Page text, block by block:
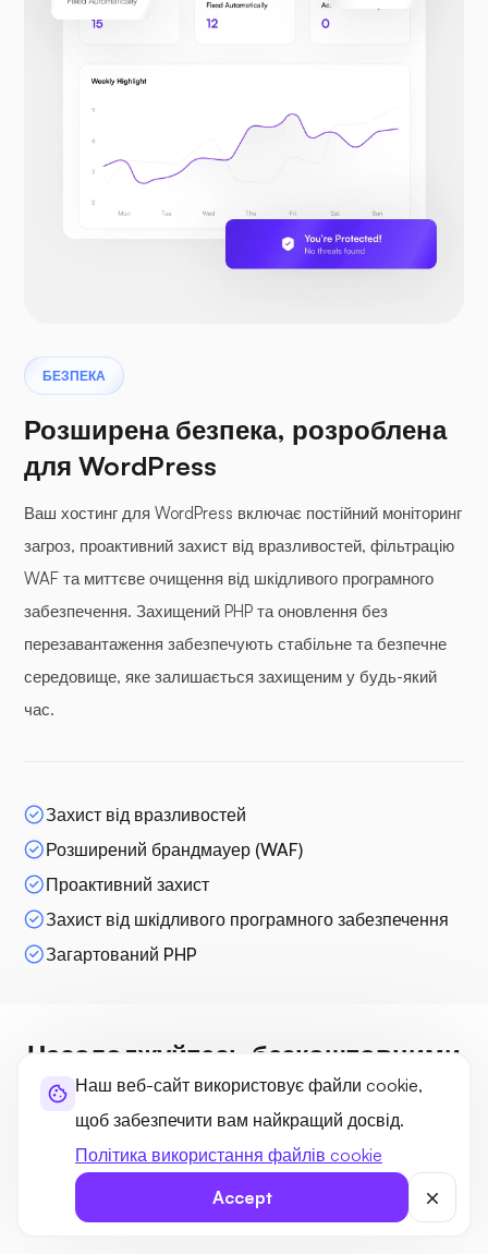
Наш веб-сайт використовує файли cookie,
щоб забезпечити вам найкращий досвід.
Політика використання файлів cookie
Accept
БЕЗПЕКА
Розширена безпека, розроблена
для WordPress
Ваш хостинг для WordPress включає постійний моніторинг
загроз, проактивний захист від вразливостей, фільтрацію
WAF та миттєве очищення від шкідливого програмного
забезпечення. Захищений PHP та оновлення без
перезавантаження забезпечують стабільне та безпечне
середовище, яке залишається захищеним у будь-який
час.
Захист від вразливостей
Розширений брандмауер (WAF)
Проактивний захист
Захист від шкідливого програмного забезпечення
Загартований PHP
Насолоджуйтесь безкоштовними
бонусами з WordPress Hosting UK
Легко налаштуйте свій веб-сайт за допомогою нашого
керованого сервера хостингу WordPress у Великобританії,
який пропонує безкоштовні теми, плагіни, інструменти
резервного копіювання та контроль домену.